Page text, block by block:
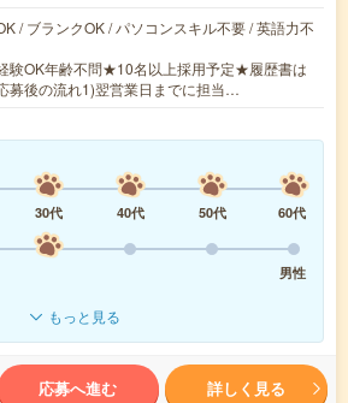
/ ブランクOK / パソコンスキル不要 / 英語力不
験OK年齢不問★10名以上採用予定★履歴書は
募後の流れ1)翌営業日までに担当…
30代 40代 50代
60代
男性
もっと見る
応募へ進む 詳しく見る